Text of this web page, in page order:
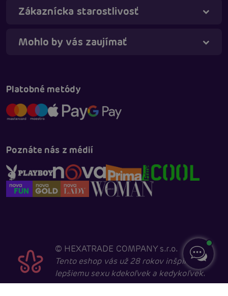
Zákaznícka starostlivosť
Mohlo by vás zaujímať
Platobné metódy
Poznáte nás z médií
© HEXATRADE COMPANY s.r.o.
Tento eshop vás už 28 rokov inšpiruje k
lepšiemu sexu kdekoľvek a kedykoľvek.